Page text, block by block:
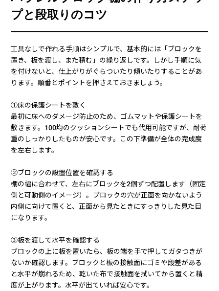
プと段取りのコツ
工具なしで作れる手順はシンプルで、基本的には「ブロックを
置き、板を渡し、また積む」の繰り返しです。しかし手順に気
を付けないと、仕上がりがぐらついたり傾いたりすることがあ
ります。順番とポイントを押さえておきましょう。
①床の保護シートを敷く
最初に床へのダメージ防止のため、ゴムマットや保護シートを
敷きます。100均のクッションシートでも代用可能ですが、耐荷
重のしっかりしたものが安心です。この下準備が全体の完成度
を左右します。
②ブロックの設置位置を確認する
棚の幅に合わせて、左右にブロックを2個ずつ配置します（固定
側と可動側のイメージ）。ブロックの穴が正面を向かないよう
内側に向けて置くと、正面から見たときにすっきりした見た目
になります。
③板を渡して水平を確認する
ブロックの上に板を置いたら、板の端を手で押してガタつきが
ないか確認します。ブロックと板の接触面にゴミや段差がある
と水平が崩れるため、乾いた布で接触面を拭いてから置くと精
度が上がります。水平が出ていれば安心です。